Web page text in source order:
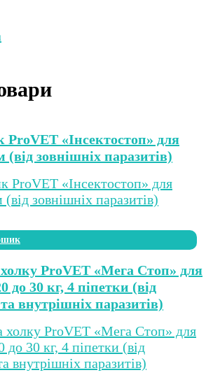
«Інсектостоп» для
(від зовнішніх паразитів)
ProVET «Мега Стоп» для
до 30 кг, 4 піпетки (від
внутрішніх паразитів)